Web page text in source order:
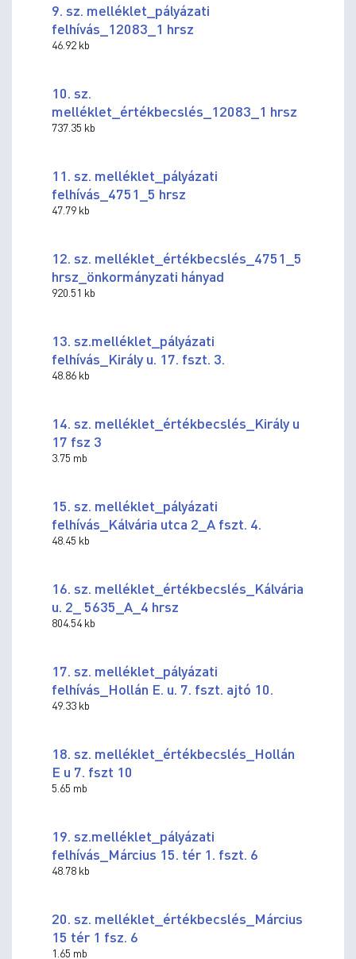
9. sz. melléklet_pályázati
felhívás_12083_1 hrsz
46.92 kb
10. sz.
melléklet_értékbecslés_12083_1 hrsz
737.35 kb
11. sz. melléklet_pályázati
felhívás_4751_5 hrsz
47.79 kb
12. sz. melléklet_értékbecslés_4751_5
hrsz_önkormányzati hányad
920.51 kb
13. sz.melléklet_pályázati
felhívás_Király u. 17. fszt. 3.
48.86 kb
14. sz. melléklet_értékbecslés_Király u
17 fsz 3
3.75 mb
15. sz. melléklet_pályázati
felhívás_Kálvária utca 2_A fszt. 4.
48.45 kb
16. sz. melléklet_értékbecslés_Kálvária
u. 2_ 5635_A_4 hrsz
804.54 kb
17. sz. melléklet_pályázati
felhívás_Hollán E. u. 7. fszt. ajtó 10.
49.33 kb
18. sz. melléklet_értékbecslés_Hollán
E u 7. fszt 10
5.65 mb
19. sz.melléklet_pályázati
felhívás_Március 15. tér 1. fszt. 6
48.78 kb
20. sz. melléklet_értékbecslés_Március
15 tér 1 fsz. 6
1.65 mb